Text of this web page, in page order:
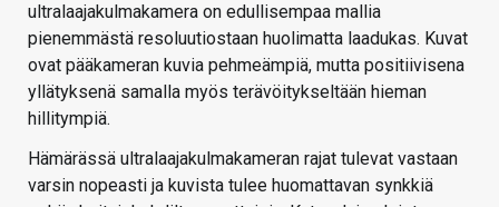
ultralaajakulmakamera on edullisempaa mallia
pienemmästä resoluutiostaan huolimatta laadukas. Kuvat
ovat pääkameran kuvia pehmeämpiä, mutta positiivisena
yllätyksenä samalla myös terävöitykseltään hieman
hillitympiä.
Hämärässä ultralaajakulmakameran rajat tulevat vastaan
varsin nopeasti ja kuvista tulee huomattavan synkkiä